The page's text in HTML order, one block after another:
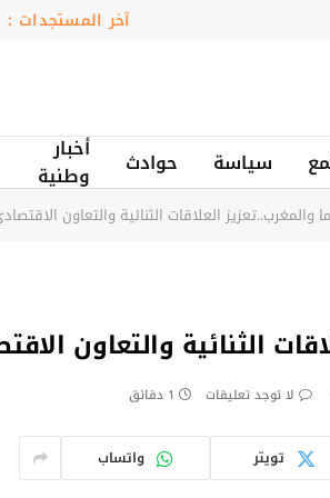
آخر المستجدات :
سياسة حوادث
أخبار
وطنية
والمغرب..تعزيز العلاقات الثنائية والتعاون
الثنائية والتعاون
لا توجد تعليقات 1 دقائق
تويتر واتساب